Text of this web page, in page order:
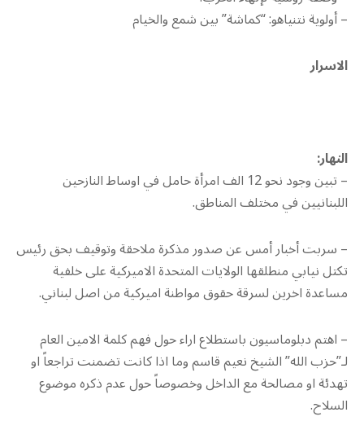
– أولوية نتنياهو: “كماشة” بين شمع والخيام
الاسرار
النهار:
– تبين وجود نحو 12 الف امرأة حامل في اوساط النازحين
اللبنانيين في مختلف المناطق.
– سربت أخبار أمس عن صدور مذكرة ملاحقة وتوقيف بحق رئيس
تكتل نيابي منطلقها الولايات المتحدة الاميركية على خلفية
مساعدة اخرين لسرقة حقوق مواطنة اميركية من اصل لبناني.
– اهتم دبلوماسيون باستطلاع اراء حول فهم كلمة الامين العام
لـ”حزب الله” الشيخ نعيم قاسم وما اذا كانت تضمنت تراجعاً او
تهدئة او مصالحة مع الداخل وخصوصاً حول عدم ذكره موضوع
السلاح.